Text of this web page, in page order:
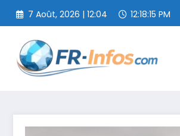
Aller
contenu
7 Août, 2026 | 12:04 12:18:17 PM